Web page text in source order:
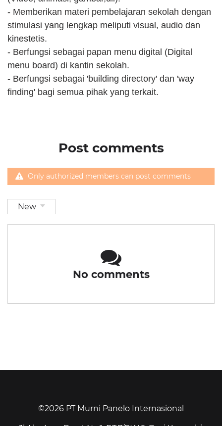
- Memberikan materi pembelajaran sekolah dengan
stimulasi yang lengkap meliputi visual, audio dan
kinestetis.
- Berfungsi sebagai papan menu digital (Digital
menu board) di kantin sekolah.
- Berfungsi sebagai 'building directory' dan 'way
finding' bagi semua pihak yang terkait.
Post comments
Only authorized members can post comments
New
No comments
©2026 PT Murni Panelo Internasional